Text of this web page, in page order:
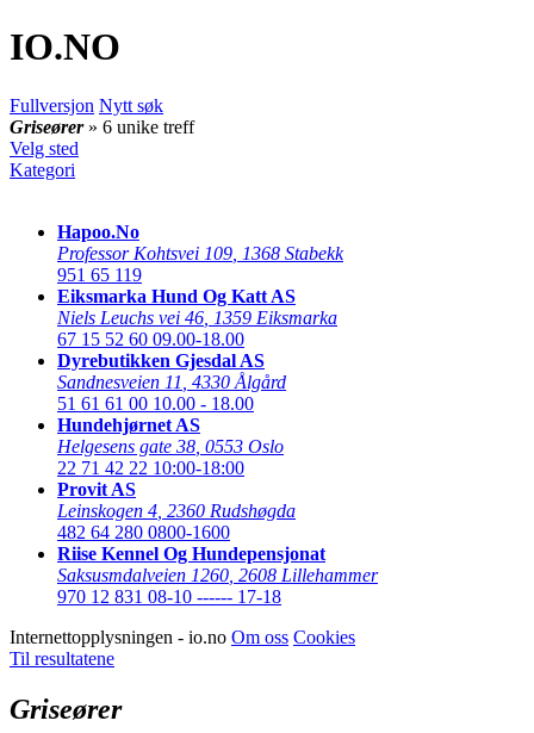
IO.NO
Fullversjon Nytt søk
Griseører » 6 unike treff
Velg sted
Kategori
Hapoo.No
Professor Kohtsvei 109 1368 Stabekk
951 65 119
Eiksmarka Hund Og Katt AS
Niels Leuchs vei 46 1359 Eiksmarka
67 15 52 60 09.00-18.00
Dyrebutikken Gjesdal AS
Sandnesveien 11 4330 Ålgård
51 61 61 00 10.00 - 18.00
Hundehjørnet AS
Helgesens gate 38 0553 Oslo
22 71 42 22 10:00-18:00
Provit AS
Leinskogen 4 2360 Rudshøgda
482 64 280 0800-1600
Riise Kennel Og Hundepensjonat
Saksusmdalveien 1260 2608 Lillehammer
970 12 831 08-10 ------ 17-18
Internettopplysningen - io.no Om oss Cookies
Til resultatene
Griseører